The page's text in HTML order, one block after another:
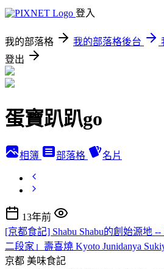
登入
我的部落格 我的部落格後台
登出
蛋寶趴趴go
相簿 部落格 名片
13年前
[京都食記] Shabu Shabu的創始源地
二段家」壽喜燒 Kyoto Junidanya
京都 美味食記